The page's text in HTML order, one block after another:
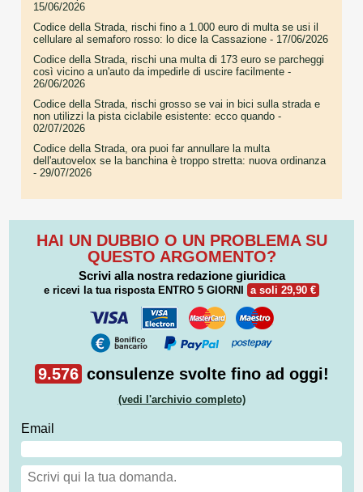
15/06/2026
Codice della Strada, rischi fino a 1.000 euro di multa se usi il
cellulare al semaforo rosso: lo dice la Cassazione - 17/06/2026
Codice della Strada, rischi una multa di 173 euro se parcheggi
così vicino a un'auto da impedirle di uscire facilmente -
26/06/2026
Codice della Strada, rischi grosso se vai in bici sulla strada e
non utilizzi la pista ciclabile esistente: ecco quando -
02/07/2026
Codice della Strada, ora puoi far annullare la multa
dell'autovelox se la banchina è troppo stretta: nuova ordinanza
- 29/07/2026
HAI UN DUBBIO O UN PROBLEMA SU
QUESTO ARGOMENTO?
Scrivi alla nostra redazione giuridica
e ricevi la tua risposta ENTRO 5 GIORNI a soli 29,90 €
9.576 consulenze svolte fino ad oggi!
(vedi l'archivio completo)
Email